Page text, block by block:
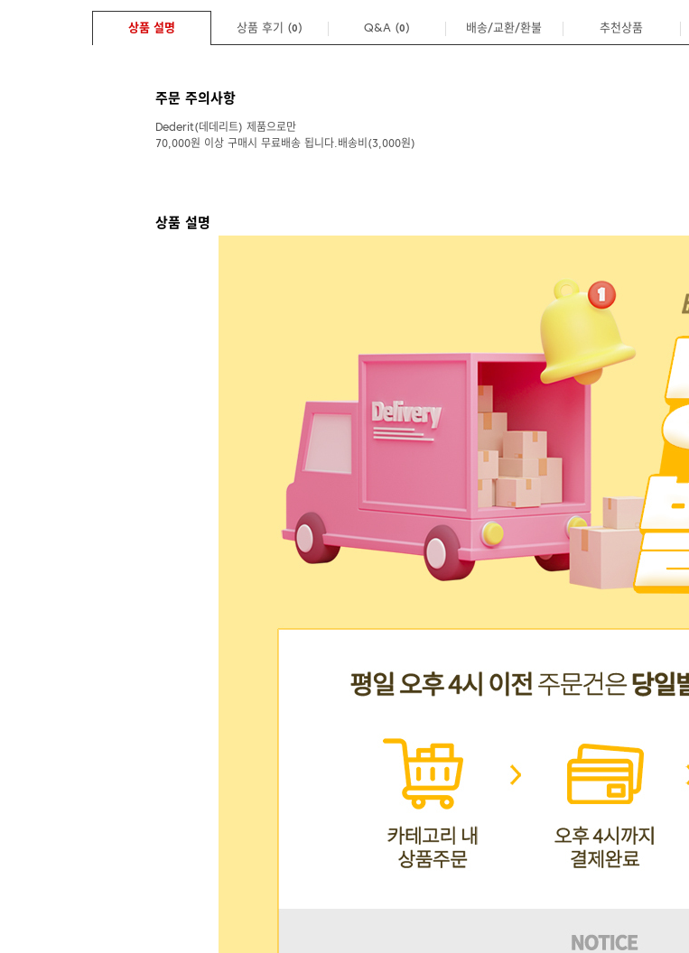
상품 설명 상품 후기 (0) Q&A (0) 배송/교환/환불 추천상품
주문 주의사항
Dederit(데데리트) 제품으로만
70,000원 이상 구매시 무료배송 됩니다.배송비(3,000원)
상품 설명